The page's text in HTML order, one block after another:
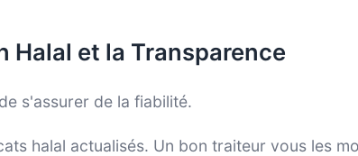
et la Transparence
s'assurer de la fiabilité.
halal actualisés. Un bon traiteur vous les